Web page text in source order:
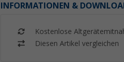
INFORMATIONEN &
Kostenlose
Diesen Artikel vergleichen
%